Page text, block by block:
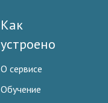
Как
устроено
О сервисе
Обучение